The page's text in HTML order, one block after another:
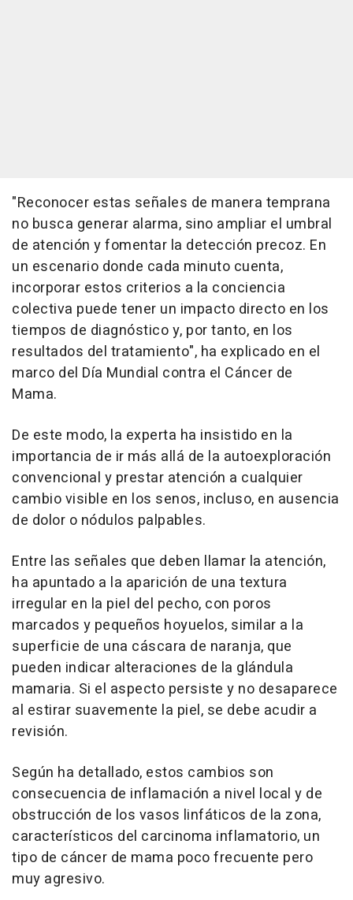
"Reconocer estas señales de manera temprana
no busca generar alarma, sino ampliar el umbral
de atención y fomentar la detección precoz. En
un escenario donde cada minuto cuenta,
incorporar estos criterios a la conciencia
colectiva puede tener un impacto directo en los
tiempos de diagnóstico y, por tanto, en los
resultados del tratamiento", ha explicado en el
marco del Día Mundial contra el Cáncer de
Mama.
De este modo, la experta ha insistido en la
importancia de ir más allá de la autoexploración
convencional y prestar atención a cualquier
cambio visible en los senos, incluso, en ausencia
de dolor o nódulos palpables.
Entre las señales que deben llamar la atención,
ha apuntado a la aparición de una textura
irregular en la piel del pecho, con poros
marcados y pequeños hoyuelos, similar a la
superficie de una cáscara de naranja, que
pueden indicar alteraciones de la glándula
mamaria. Si el aspecto persiste y no desaparece
al estirar suavemente la piel, se debe acudir a
revisión.
Según ha detallado, estos cambios son
consecuencia de inflamación a nivel local y de
obstrucción de los vasos linfáticos de la zona,
característicos del carcinoma inflamatorio, un
tipo de cáncer de mama poco frecuente pero
muy agresivo.